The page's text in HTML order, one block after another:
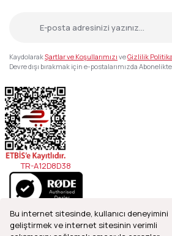
Bu internet sitesinde, kullanıcı deneyimini
geliştirmek ve internet sitesinin verimli
KaydolarakŞartlar ve Koşullarımızı veGizlilik
Devre dışı bırakmak için e-postalarımızda
TR-A12D8D38